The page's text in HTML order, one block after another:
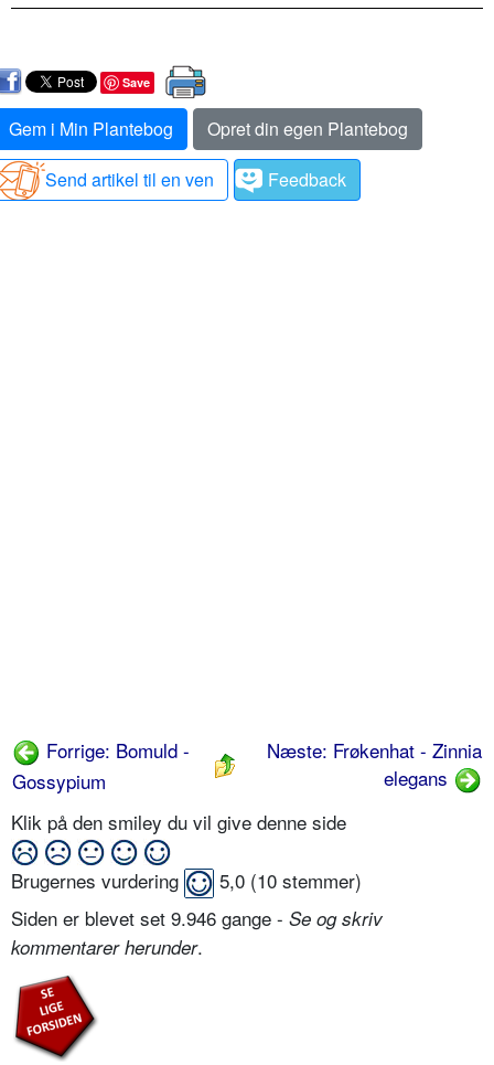
Save
Gem i Min Plantebog
Opret din egen Plantebog
Send artikel til en ven
Feedback
Forrige: Bomuld -
Gossypium
Næste: Frøkenhat - Zinnia
elegans
Klik på den smiley du vil give denne side
Brugernes vurdering 5,0 (10 stemmer)
Siden er blevet set 9.946 gange - Se og skriv
kommentarer herunder.